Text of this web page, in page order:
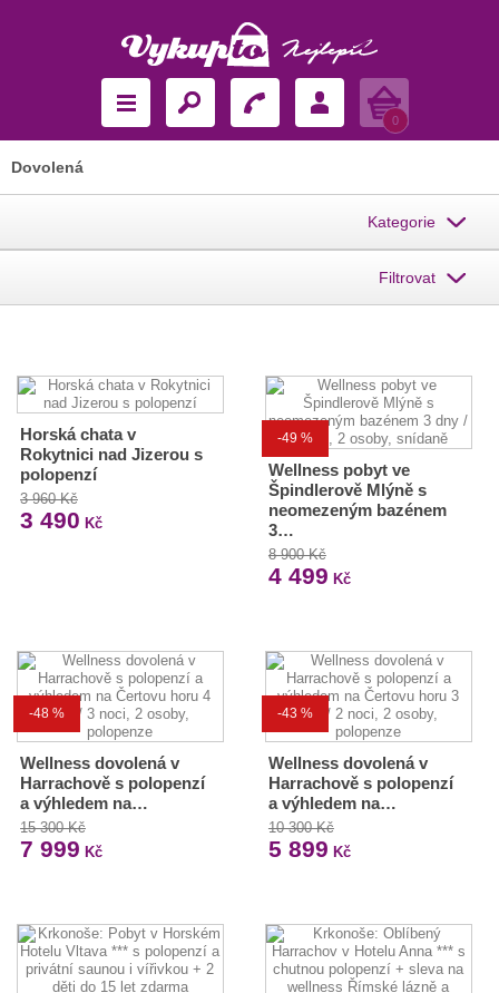
Košík
0
Dovolená
Kategorie
Filtrovat
Horská chata v
Rokytnici nad Jizerou s
polopenzí
3 960 Kč
3 490 Kč
-49 %
Wellness pobyt ve
Špindlerově Mlýně s
neomezeným bazénem
3…
8 900 Kč
4 499 Kč
-48 %
Wellness dovolená v
Harrachově s polopenzí
a výhledem na…
15 300 Kč
7 999 Kč
-43 %
Wellness dovolená v
Harrachově s polopenzí
a výhledem na…
10 300 Kč
5 899 Kč